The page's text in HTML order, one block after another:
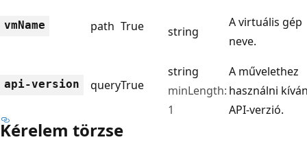
vmName path True string
A virtuális gép
neve.
api-version queryTrue
string
minLength:
1
A művelethez
használni
API-verzió.
Kérelem törzse